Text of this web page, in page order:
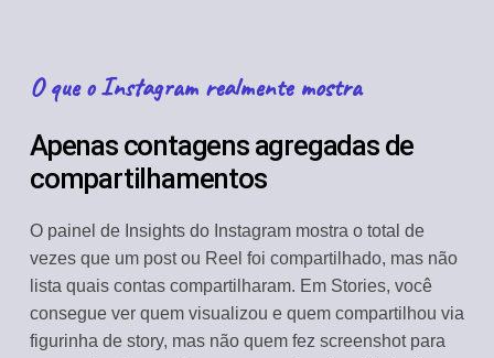
O que o Instagram realmente mostra
Apenas contagens agregadas de
compartilhamentos
O painel de Insights do Instagram mostra o total de
vezes que um post ou Reel foi compartilhado, mas não
lista quais contas compartilharam. Em Stories, você
consegue ver quem visualizou e quem compartilhou via
figurinha de story, mas não quem fez screenshot para